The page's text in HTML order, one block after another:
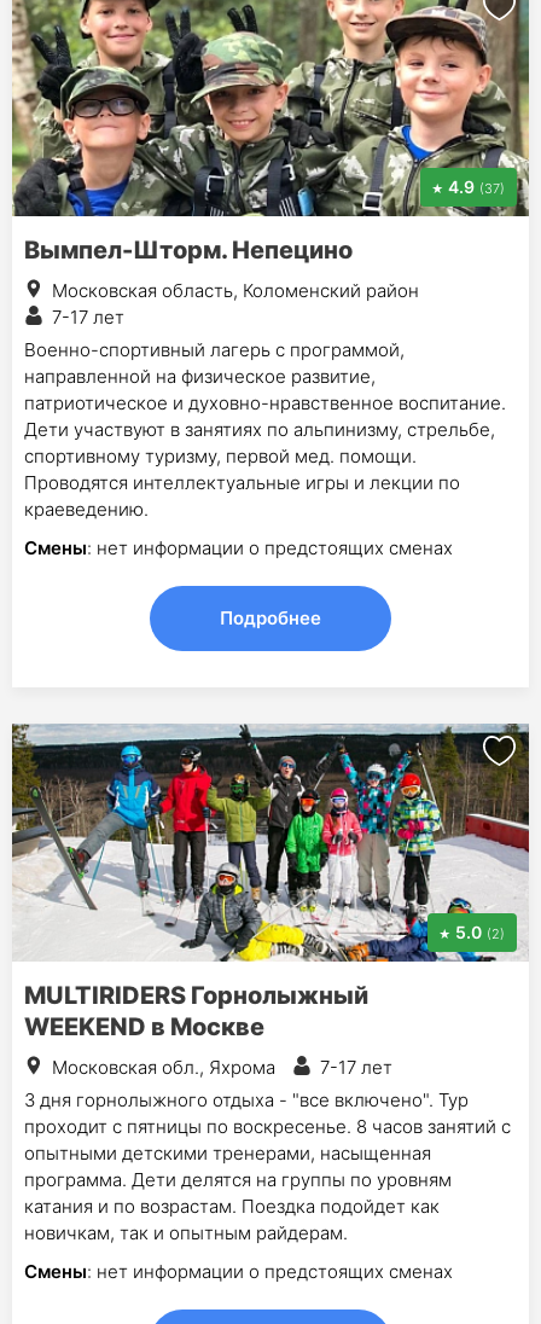
4.9 (37)
Вымпел-Шторм. Непецино
Московская область, Коломенский район
7-17 лет
Военно-спортивный лагерь с программой,
направленной на физическое развитие,
патриотическое и духовно-нравственное воспитание.
Дети участвуют в занятиях по альпинизму, стрельбе,
спортивному туризму, первой мед. помощи.
Проводятся интеллектуальные игры и лекции по
краеведению.
Смены: нет информации о предстоящих сменах
Подробнее
5.0 (2)
MULTIRIDERS Горнолыжный
WEEKEND в Москве
Московская обл., Яхрома
7-17 лет
3 дня горнолыжного отдыха - "все включено". Тур
проходит с пятницы по воскресенье. 8 часов занятий с
опытными детскими тренерами, насыщенная
программа. Дети делятся на группы по уровням
катания и по возрастам. Поездка подойдет как
новичкам, так и опытным райдерам.
Смены: нет информации о предстоящих сменах